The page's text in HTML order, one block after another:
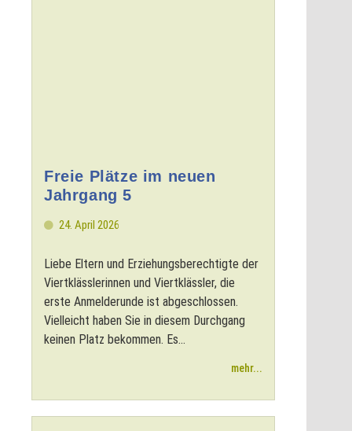
Freie Plätze im neuen
Jahrgang 5
24. April 2026
Liebe Eltern und Erziehungsberechtigte der
Viertklässlerinnen und Viertklässler, die
erste Anmelderunde ist abgeschlossen.
Vielleicht haben Sie in diesem Durchgang
keinen Platz bekommen. Es...
mehr...